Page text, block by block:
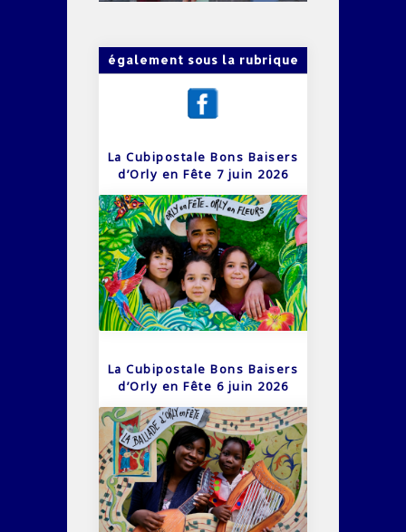
également sous la rubrique
La Cubipostale Bons Baisers
d’Orly en Fête 7 juin 2026
La Cubipostale Bons Baisers
d’Orly en Fête 6 juin 2026